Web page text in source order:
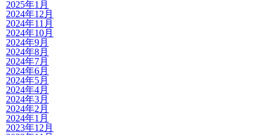
2025年1月
2024年12月
2024年11月
2024年10月
2024年9月
2024年8月
2024年7月
2024年6月
2024年5月
2024年4月
2024年3月
2024年2月
2024年1月
2023年12月